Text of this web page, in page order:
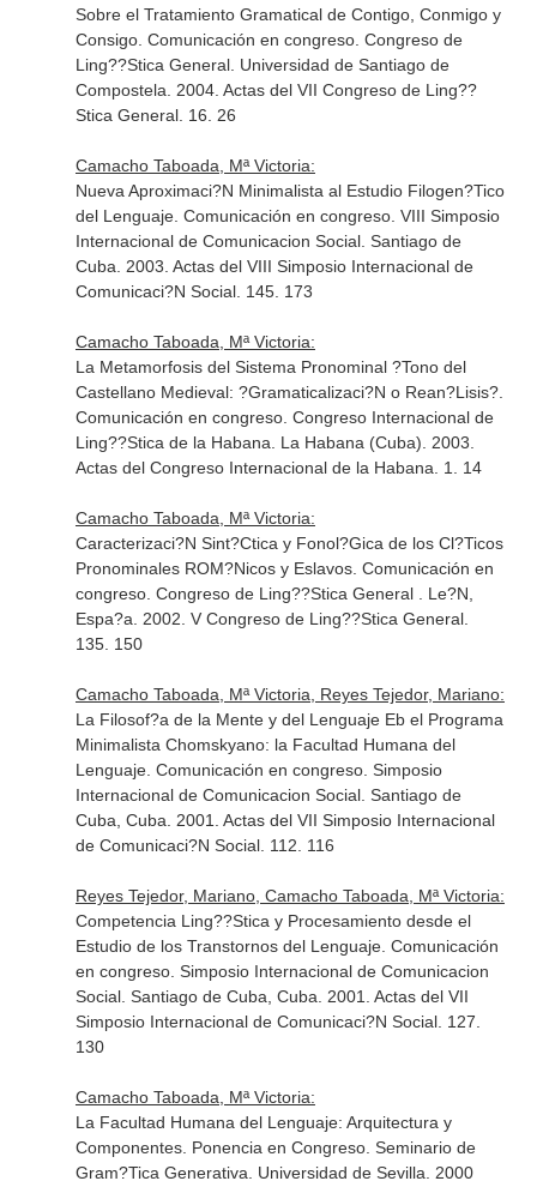
Sobre el Tratamiento Gramatical de Contigo, Conmigo y
Consigo. Comunicación en congreso. Congreso de
Ling??Stica General. Universidad de Santiago de
Compostela. 2004. Actas del VII Congreso de Ling??
Stica General. 16. 26
Camacho Taboada, Mª Victoria:
Nueva Aproximaci?N Minimalista al Estudio Filogen?Tico
del Lenguaje. Comunicación en congreso. VIII Simposio
Internacional de Comunicacion Social. Santiago de
Cuba. 2003. Actas del VIII Simposio Internacional de
Comunicaci?N Social. 145. 173
Camacho Taboada, Mª Victoria:
La Metamorfosis del Sistema Pronominal ?Tono del
Castellano Medieval: ?Gramaticalizaci?N o Rean?Lisis?.
Comunicación en congreso. Congreso Internacional de
Ling??Stica de la Habana. La Habana (Cuba). 2003.
Actas del Congreso Internacional de la Habana. 1. 14
Camacho Taboada, Mª Victoria:
Caracterizaci?N Sint?Ctica y Fonol?Gica de los Cl?Ticos
Pronominales ROM?Nicos y Eslavos. Comunicación en
congreso. Congreso de Ling??Stica General . Le?N,
Espa?a. 2002. V Congreso de Ling??Stica General.
135. 150
Camacho Taboada, Mª Victoria, Reyes Tejedor, Mariano:
La Filosof?a de la Mente y del Lenguaje Eb el Programa
Minimalista Chomskyano: la Facultad Humana del
Lenguaje. Comunicación en congreso. Simposio
Internacional de Comunicacion Social. Santiago de
Cuba, Cuba. 2001. Actas del VII Simposio Internacional
de Comunicaci?N Social. 112. 116
Reyes Tejedor, Mariano, Camacho Taboada, Mª Victoria:
Competencia Ling??Stica y Procesamiento desde el
Estudio de los Transtornos del Lenguaje. Comunicación
en congreso. Simposio Internacional de Comunicacion
Social. Santiago de Cuba, Cuba. 2001. Actas del VII
Simposio Internacional de Comunicaci?N Social. 127.
130
Camacho Taboada, Mª Victoria:
La Facultad Humana del Lenguaje: Arquitectura y
Componentes. Ponencia en Congreso. Seminario de
Gram?Tica Generativa. Universidad de Sevilla. 2000